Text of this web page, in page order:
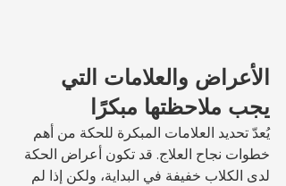
الأعراض والعلامات التي
يجب ملاحظتها مبكرًا
يُعدّ تحديد العلامات المبكرة للحكة من أهم
خطوات نجاح العلاج. قد تكون أعراض الحكة
لدى الكلاب خفيفة في البداية، ولكن إذا لم